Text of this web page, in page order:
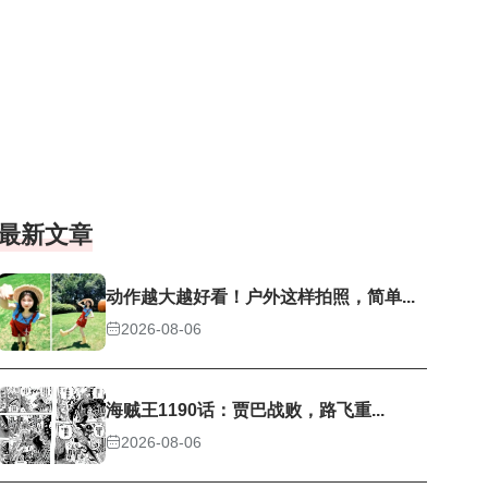
新文章
动作越大越好看！户外这样拍照，简单...
2026-08-06
海贼王1190话：贾巴战败，路飞重...
2026-08-06